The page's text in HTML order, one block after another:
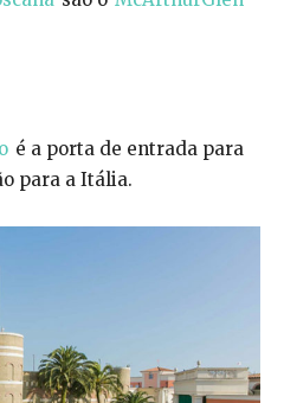
é a porta de entrada para
para a Itália.